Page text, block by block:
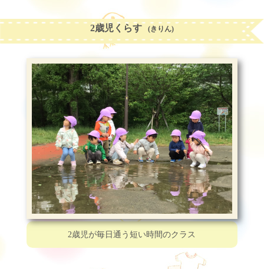
2歳児くらす (きりん)
2歳児が毎日通う短い時間のクラス